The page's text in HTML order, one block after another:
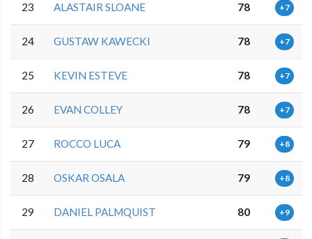
23 ALASTAIR SLOANE 78 +7
24 GUSTAW KAWECKI 78 +7
25 KEVIN ESTEVE 78 +7
26 EVAN COLLEY 78 +7
27 ROCCO LUCA 79 +8
28 OSKAR OSALA 79 +8
29 DANIEL PALMQUIST 80 +9